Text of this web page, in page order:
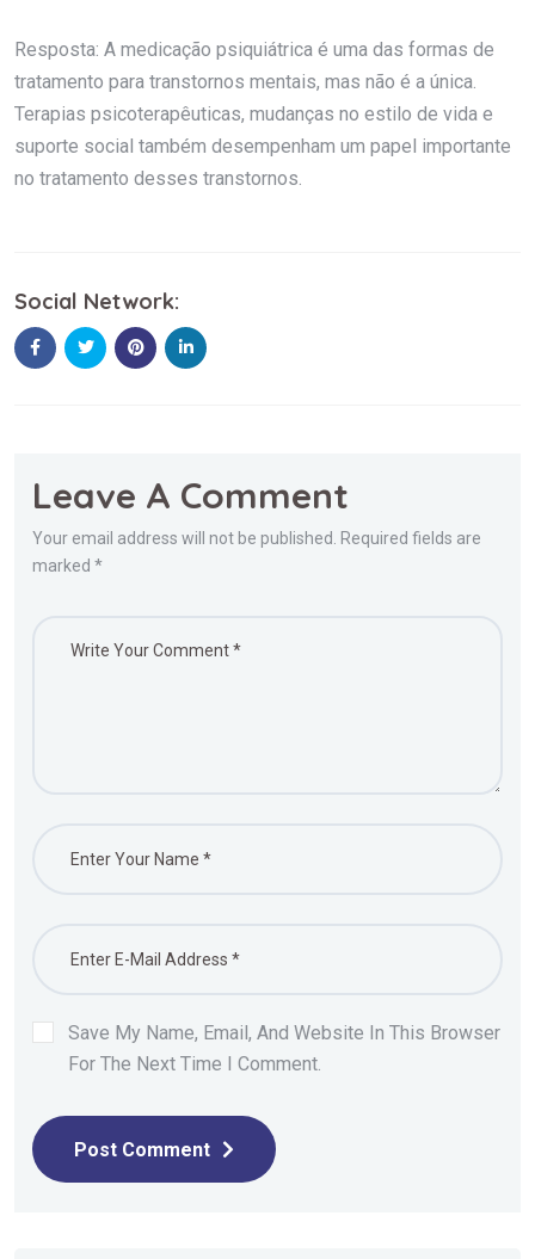
Resposta: A medicação psiquiátrica é uma das formas de
tratamento para transtornos mentais, mas não é a única.
Terapias psicoterapêuticas, mudanças no estilo de vida e
suporte social também desempenham um papel importante
no tratamento desses transtornos.
Social Network:
Leave A Comment
Your email address will not be published. Required fields are
marked *
Save My Name, Email, And Website In This Browser
For The Next Time I Comment.
Post Comment